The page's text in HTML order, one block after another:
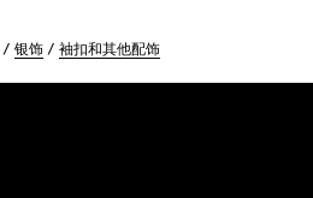
银饰 袖扣和其他配饰